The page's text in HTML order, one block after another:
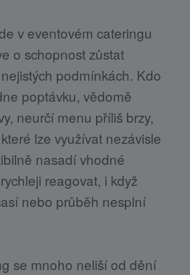
v eventovém cateringu
o schopnost zůstat
podmínkách. Kdo
poptávku, vědomě
neurčí menu příliš brzy,
lze využívat nezávisle
nasadí vhodné
reagovat, i když
nebo průběh nesplní
se mnoho neliší od dění